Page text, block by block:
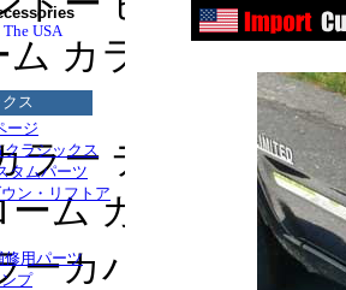
■クライスラー：３
・３００Ｍ_クロー
セブリング_クロー
デュランゴ_クロー
・チャージャー_ク
グランドチェロキ
USA
ス
ージ
ラシックス
タムパーツ
ン・リフトア
修用パーツ
プ
ム カラー ドア サ
ラー デッキ トリ
ーム カラー ライ
ーカバー｜トリ